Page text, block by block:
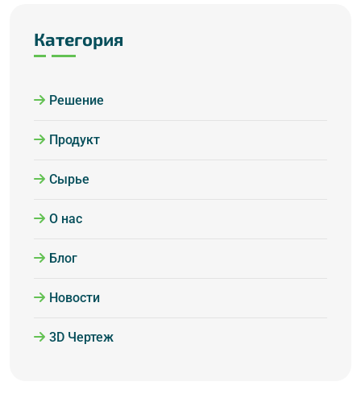
Категория
Решение
Продукт
Сырье
О нас
Блог
Новости
3D Чертеж